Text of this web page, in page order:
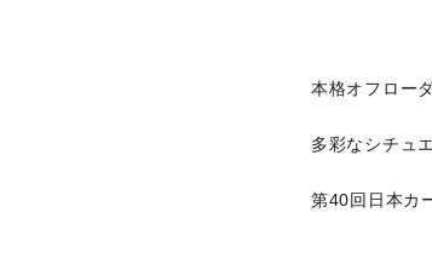
本格オフロー
多彩なシチュ
第40回日本カ